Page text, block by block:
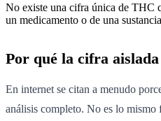
No existe una cifra única de THC
un medicamento o de una
Por qué la cifra
En internet se citan a menudo
análisis completo. No es lo